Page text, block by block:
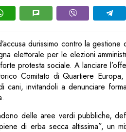
durissimo contro la
elettorale per le elezioni
protesta sociale. A lanciare
Comitato di Quartiere
cani, invitandoli a denunciare
delle aree verdi pubbliche,
di erba secca altissima”, un